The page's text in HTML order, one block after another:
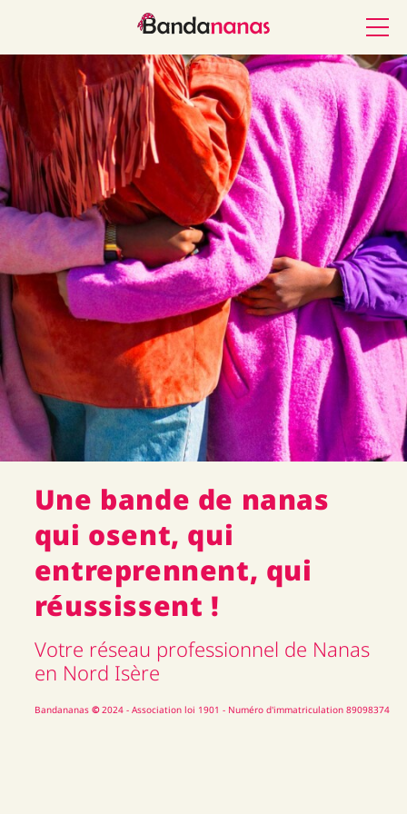
Accueil
L’association
Les nanas
Nos actions caritatives
Postuler
Contact
Une bande de nanas
qui osent, qui
entreprennent, qui
réussissent !
Votre réseau professionnel de Nanas
en Nord Isère
Bandananas ©2024 - Association loi 1901 - Numéro d'immatriculation 89098374